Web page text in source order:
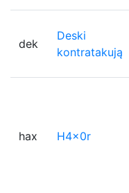
dek
Deski
kontratakują
hax H4x0r